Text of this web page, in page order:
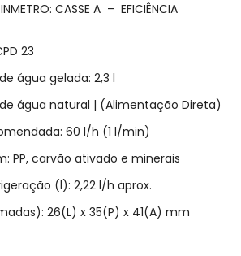
CASSE A – EFICIÊNCIA
23
água gelada: 2,3 l
água natural | (Alimentação Direta)
60 l/h (1 l/min)
PP, carvão ativado e minerais
(l): 2,22 l/h aprox.
26(L) x 35(P) x 41(A) mm